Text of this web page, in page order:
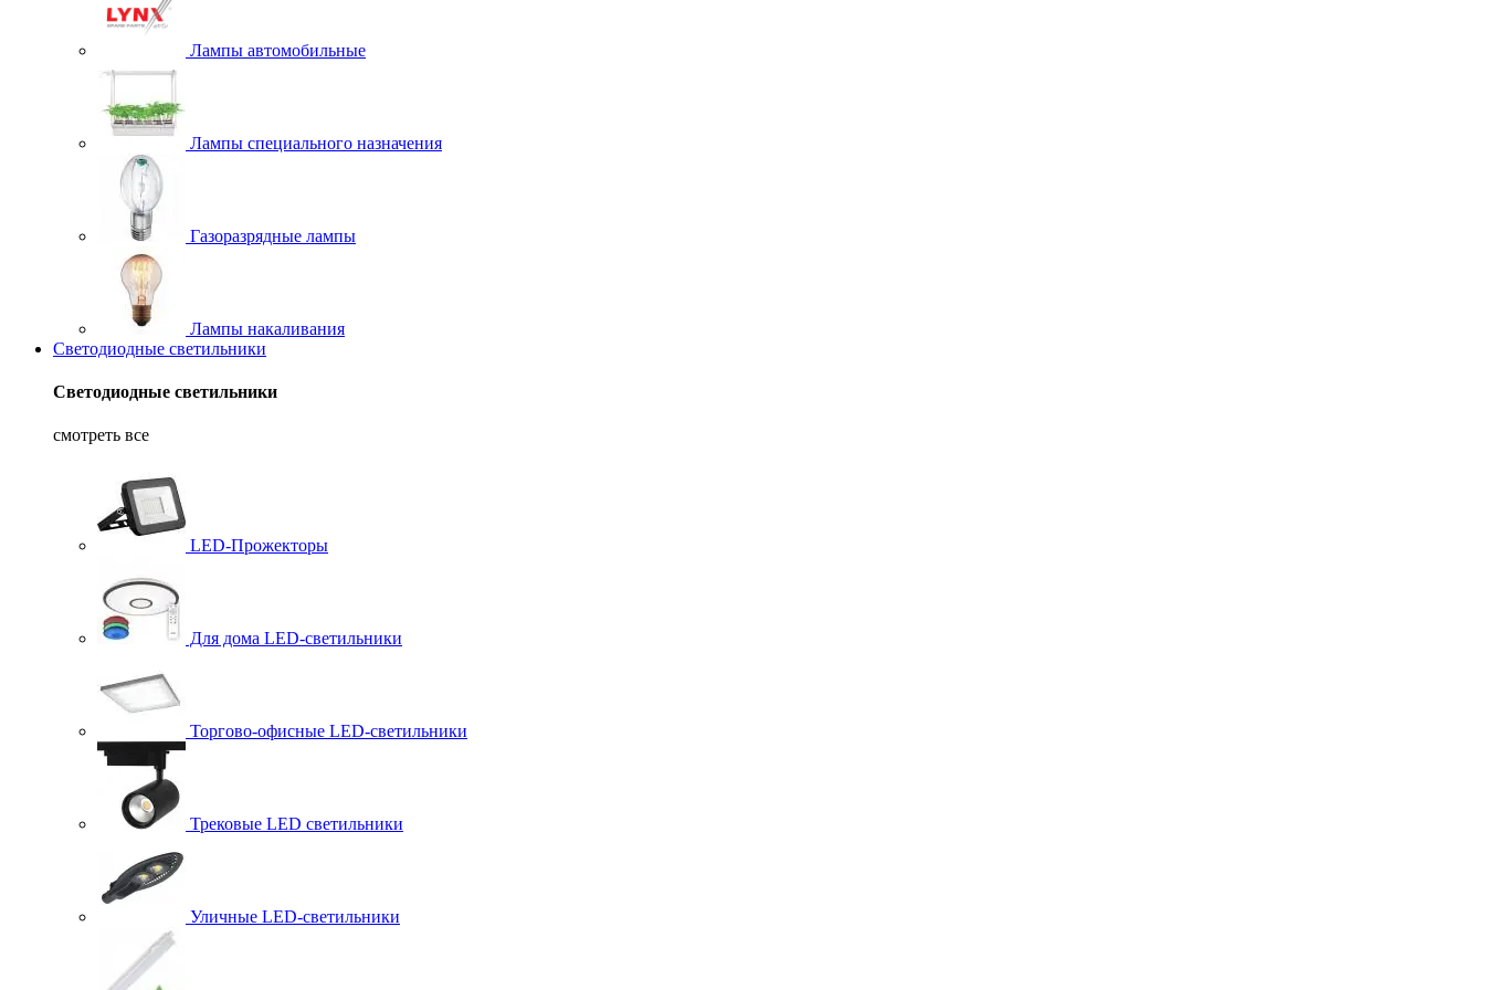
Лампы автомобильные
Лампы специального назначения
Газоразрядные лампы
Лампы накаливания
Светодиодные светильники
Светодиодные светильники
смотреть все
LED-Прожекторы
Для дома LED-светильники
Торгово-офисные LED-светильники
Трековые LED светильники
Уличные LED-светильники